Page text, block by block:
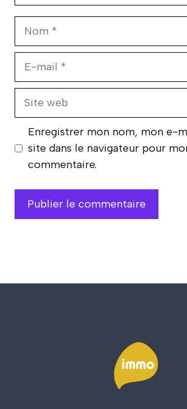
Enregistrer mon nom, mon e-
site dans le navigateur pour
commentaire.